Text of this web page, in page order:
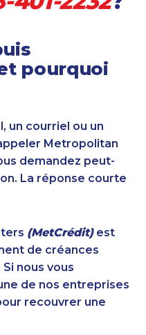
pourquoi
un courriel ou un
Metropolitan
demandez peut-
La réponse courte
(MetCrédit)est
de créances
nous vous
de nos entreprises
recouvrer une